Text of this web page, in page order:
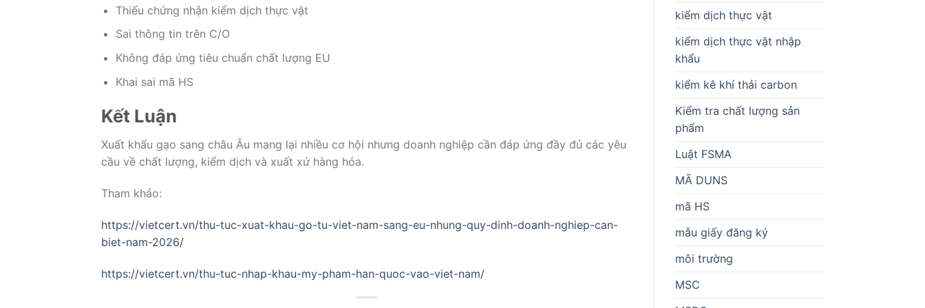
Thiếu chứng nhận kiểm dịch thực vật
Sai thông tin trên C/O
Không đáp ứng tiêu chuẩn chất lượng EU
Khai sai mã HS
Kết Luận
Xuất khẩu gạo sang châu Âu mang lại nhiều cơ hội nhưng doanh nghiệp cần đáp ứng đầy đủ các yêu
cầu về chất lượng, kiểm dịch và xuất xứ hàng hóa.
Tham khảo:
https://vietcert.vn/thu-tuc-xuat-khau-go-tu-viet-nam-sang-eu-nhung-quy-dinh-doanh-nghiep-can-
biet-nam-2026/
https://vietcert.vn/thu-tuc-nhap-khau-my-pham-han-quoc-vao-viet-nam/
kiểm dịch thực vật
kiểm dịch thực vật nhập
khẩu
kiểm kê khí thải carbon
Kiểm tra chất lượng sản
phẩm
Luật FSMA
MÃ DUNS
mã HS
mẫu giấy đăng ký
môi trường
MSC